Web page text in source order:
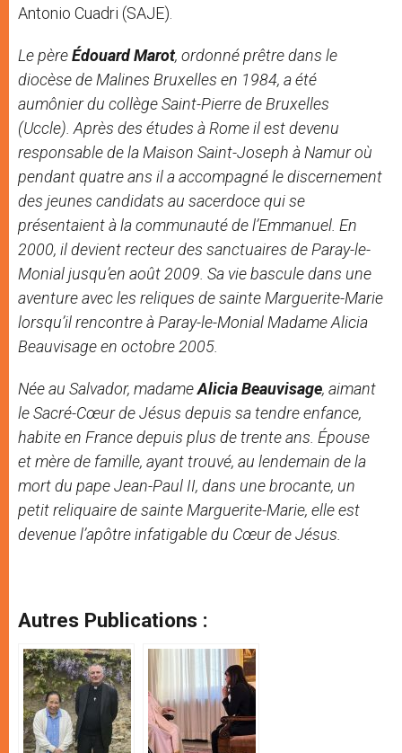
Antonio Cuadri (SAJE).
Le pèreÉdouard Marot, ordonné prêtre dans le
diocèse de Malines Bruxelles en 1984, a été
aumônier du collège Saint-Pierre de Bruxelles
(Uccle). Après des études à Rome il est devenu
responsable de la Maison Saint-Joseph à Namur où
pendant quatre ans il a accompagné le discernement
des jeunes candidats au sacerdoce qui se
présentaient à la communauté de l’Emmanuel. En
2000, il devient recteur des sanctuaires de Paray-le-
Monial jusqu’en août 2009. Sa vie bascule dans une
aventure avec les reliques de sainte Marguerite-Marie
lorsqu’il rencontre à Paray-le-Monial Madame Alicia
Beauvisage en octobre 2005.
Née au Salvador, madameAlicia Beauvisage, aimant
le Sacré-Cœur de Jésus depuis sa tendre enfance,
habite en France depuis plus de trente ans. Épouse
et mère de famille, ayant trouvé, au lendemain de la
mort du pape Jean-Paul II, dans une brocante, un
petit reliquaire de sainte Marguerite-Marie, elle est
devenue l’apôtre infatigable du Cœur de Jésus.
Autres Publications :